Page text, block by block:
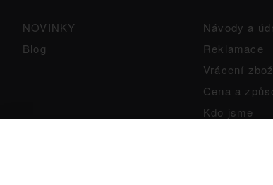
NOVINKY
Blog
Návody a
Reklamace
Vrácení
Cena a
Kdo jsme